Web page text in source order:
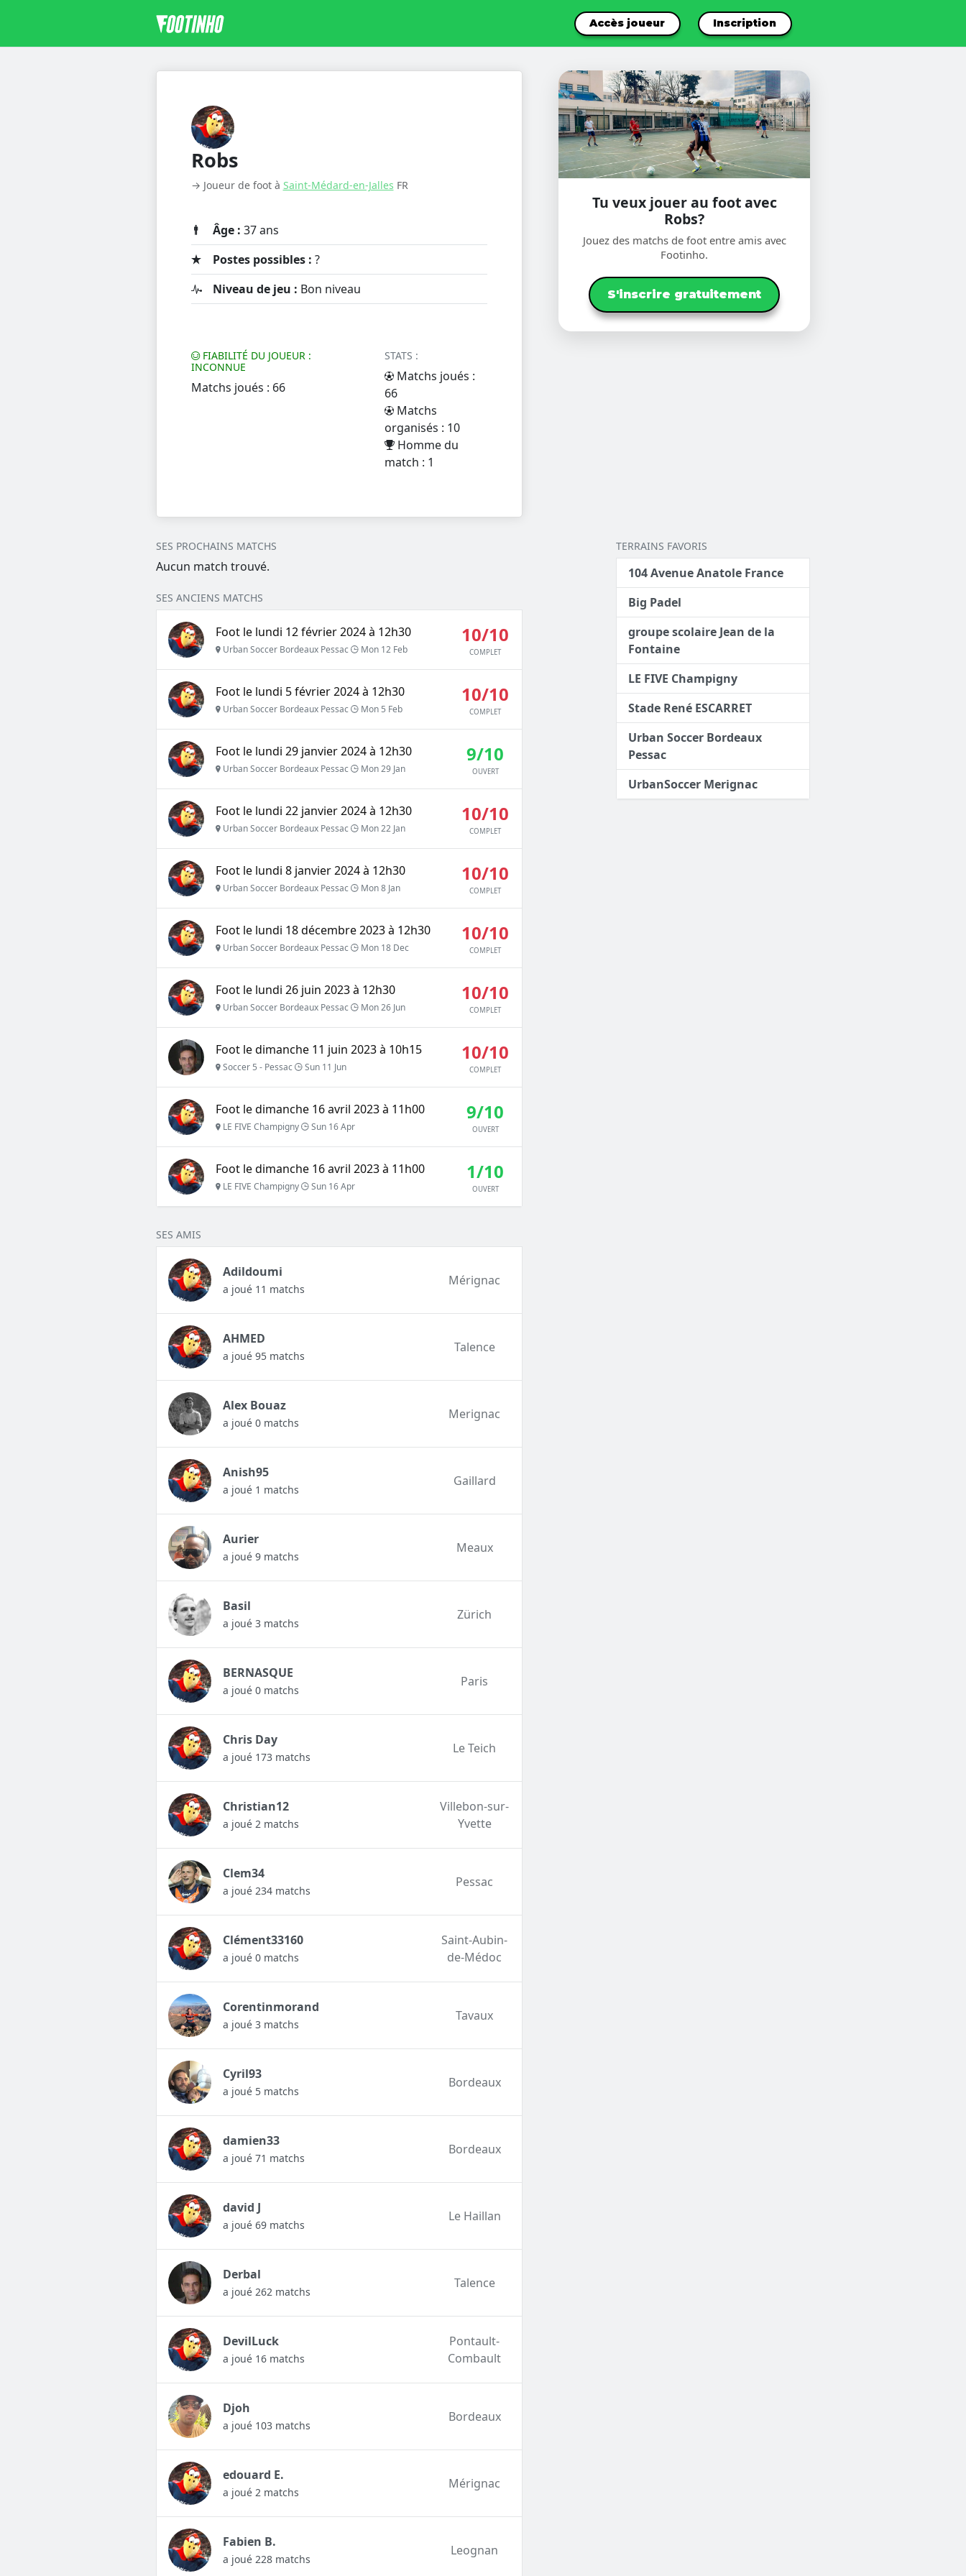
Accès joueur Inscription
Robs
→ Joueur de foot à Saint-Médard-en-Jalles FR
Âge : 37 ans
Postes possibles : ?
Niveau de jeu : Bon niveau
FIABILITÉ DU JOUEUR :
INCONNUE
Matchs joués : 66
STATS :
Matchs joués :
66
Matchs
organisés : 10
Homme du
match : 1
Tu veux jouer au foot avec
Robs?
Jouez des matchs de foot entre amis avec
Footinho.
S'inscrire gratuitement
SES PROCHAINS MATCHS
Aucun match trouvé.
SES ANCIENS MATCHS
Foot le lundi 12 février 2024 à 12h30
Urban Soccer Bordeaux Pessac Mon 12 Feb
10/10
COMPLET
Foot le lundi 5 février 2024 à 12h30
Urban Soccer Bordeaux Pessac Mon 5 Feb
10/10
COMPLET
Foot le lundi 29 janvier 2024 à 12h30
Urban Soccer Bordeaux Pessac Mon 29 Jan
9/10
OUVERT
Foot le lundi 22 janvier 2024 à 12h30
Urban Soccer Bordeaux Pessac Mon 22 Jan
10/10
COMPLET
Foot le lundi 8 janvier 2024 à 12h30
Urban Soccer Bordeaux Pessac Mon 8 Jan
10/10
COMPLET
Foot le lundi 18 décembre 2023 à 12h30
Urban Soccer Bordeaux Pessac Mon 18 Dec
10/10
COMPLET
Foot le lundi 26 juin 2023 à 12h30
Urban Soccer Bordeaux Pessac Mon 26 Jun
10/10
COMPLET
Foot le dimanche 11 juin 2023 à 10h15
Soccer 5 - Pessac Sun 11 Jun
10/10
COMPLET
Foot le dimanche 16 avril 2023 à 11h00
LE FIVE Champigny Sun 16 Apr
9/10
OUVERT
Foot le dimanche 16 avril 2023 à 11h00
LE FIVE Champigny Sun 16 Apr
1/10
OUVERT
SES AMIS
Adildoumi
a joué 11 matchs
Mérignac
AHMED
a joué 95 matchs
Talence
Alex Bouaz
a joué 0 matchs
Merignac
Anish95
a joué 1 matchs
Gaillard
Aurier
a joué 9 matchs
Meaux
Basil
a joué 3 matchs
Zürich
BERNASQUE
a joué 0 matchs
Paris
Chris Day
a joué 173 matchs
Le Teich
Christian12
a joué 2 matchs
Villebon-sur-
Yvette
Clem34
a joué 234 matchs
Pessac
Clément33160
a joué 0 matchs
Saint-Aubin-
de-Médoc
Corentinmorand
a joué 3 matchs
Tavaux
Cyril93
a joué 5 matchs
Bordeaux
damien33
a joué 71 matchs
Bordeaux
david J
a joué 69 matchs
Le Haillan
Derbal
a joué 262 matchs
Talence
DevilLuck
a joué 16 matchs
Pontault-
Combault
Djoh
a joué 103 matchs
Bordeaux
edouard E.
a joué 2 matchs
Mérignac
Fabien B.
a joué 228 matchs
Leognan
TERRAINS FAVORIS
104 Avenue Anatole France
Big Padel
groupe scolaire Jean de la
Fontaine
LE FIVE Champigny
Stade René ESCARRET
Urban Soccer Bordeaux
Pessac
UrbanSoccer Merignac